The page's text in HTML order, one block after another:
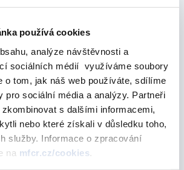
používá cookies
analýze návštěvnosti a
sociálních médií využíváme soubory
o tom, jak náš web používáte, sdílíme
pro sociální média a analýzy. Partneři
s dalšími informacemi,
nebo které získali v důsledku toho,
služby. Informace o zpracování
na mfcr.cz/cookies
responsibility.
aggregated fiscal data for groups of
in subsector S.1311 - Central